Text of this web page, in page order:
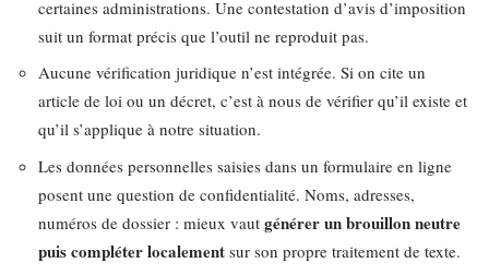
certaines administrations. Une contestation d’avis d’imposition
suit un format précis que l’outil ne reproduit pas.
Aucune vérification juridique n’est intégrée. Si on cite un
article de loi ou un décret, c’est à nous de vérifier qu’il existe et
qu’il s’applique à notre situation.
Les données personnelles saisies dans un formulaire en ligne
posent une question de confidentialité. Noms, adresses,
numéros de dossier : mieux vaut générer un brouillon neutre
puis compléter localement sur son propre traitement de texte.